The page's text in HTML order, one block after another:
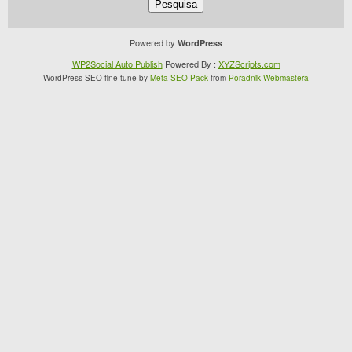
Powered by WordPress
WP2Social Auto PublishPowered By : XYZScripts.com
WordPress SEO fine-tune by Meta SEO Pack from Poradnik Webmastera